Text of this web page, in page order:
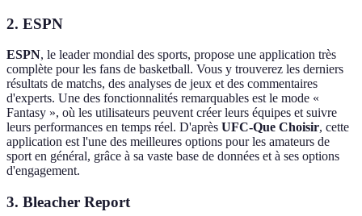
2. ESPN
ESPN, le leader mondial des sports, propose une application très
complète pour les fans de basketball. Vous y trouverez les derniers
résultats de matchs, des analyses de jeux et des commentaires
d'experts. Une des fonctionnalités remarquables est le mode «
Fantasy », où les utilisateurs peuvent créer leurs équipes et suivre
leurs performances en temps réel. D'après UFC-Que Choisir, cette
application est l'une des meilleures options pour les amateurs de
sport en général, grâce à sa vaste base de données et à ses options
d'engagement.
3. Bleacher Report